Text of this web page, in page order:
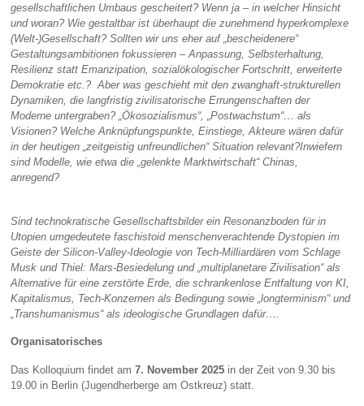
gesellschaftlichen Umbaus gescheitert? Wenn ja – in welcher Hinsicht
und woran? Wie gestaltbar ist überhaupt die zunehmend hyperkomplexe
(Welt-)Gesellschaft? Sollten wir uns eher auf „bescheidenere“
Gestaltungsambitionen fokussieren – Anpassung, Selbsterhaltung,
Resilienz statt Emanzipation, sozialökologischer Fortschritt, erweiterte
Demokratie etc.? Aber was geschieht mit den zwanghaft-strukturellen
Dynamiken, die langfristig zivilisatorische Errungenschaften der
Moderne untergraben? „Ökosozialismus“, „Postwachstum“… als
Visionen? Welche Anknüpfungspunkte, Einstiege, Akteure wären dafür
in der heutigen „zeitgeistig unfreundlichen“ Situation relevant?Inwiefern
sind Modelle, wie etwa die „gelenkte Marktwirtschaft“ Chinas,
anregend?
Sind technokratische Gesellschaftsbilder ein Resonanzboden für in
Utopien umgedeutete faschistoid menschenverachtende Dystopien im
Geiste der Silicon-Valley-Ideologie von Tech-Milliardären vom Schlage
Musk und Thiel: Mars-Besiedelung und „multiplanetare Zivilisation“ als
Alternative für eine zerstörte Erde, die schrankenlose Entfaltung von KI,
Kapitalismus, Tech-Konzernen als Bedingung sowie „longterminism“ und
„Transhumanismus“ als ideologische Grundlagen dafür….
Organisatorisches
Das Kolloquium findet am7. November 2025 in der Zeit von 9.30 bis
19.00 in Berlin (Jugendherberge am Ostkreuz) statt.